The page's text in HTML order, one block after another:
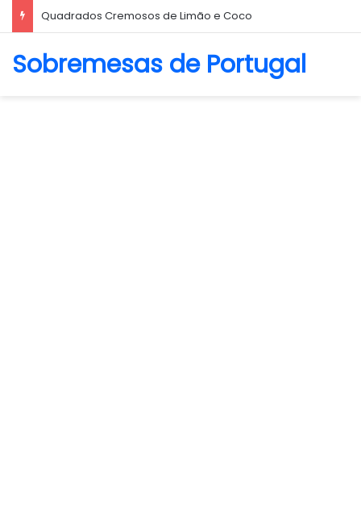
Quadrados Cremosos de Limão e Coco
Sobremesas de Portugal